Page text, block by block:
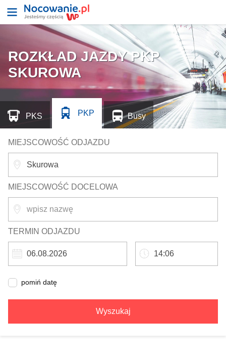
ROZKŁAD JAZDY PKP
SKUROWA
MIEJSCOWOŚĆ ODJAZDU
MIEJSCOWOŚĆ DOCELOWA
TERMIN ODJAZDU
pomiń datę
Wyszukaj
PKS PKP Busy